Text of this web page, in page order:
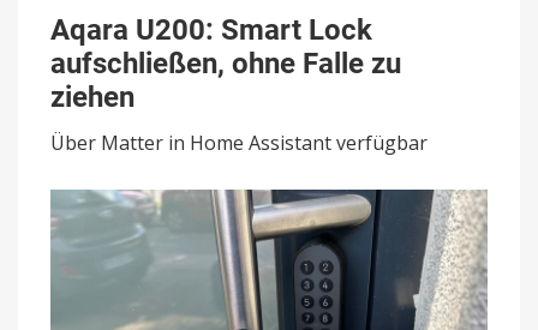
U200:
Smart
Lock
Falle
zu
Aqara U200: Smart Lock
aufschließen, ohne Falle zu
ziehen
Über Matter in Home Assistant verfügbar